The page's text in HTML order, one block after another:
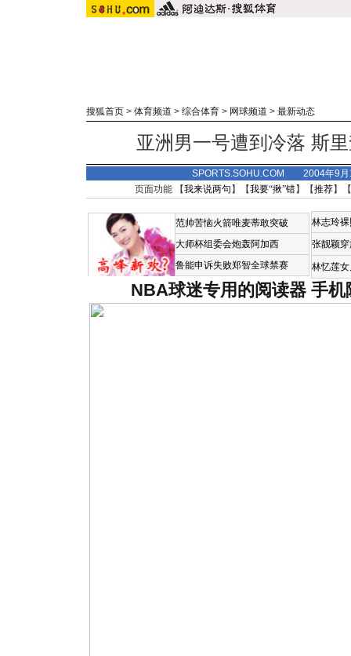
搜狐首页 > 体育频道 > 综合体育 > 网球频道 > 最新动态
亚洲男一号遭到冷落 斯
SPORTS.SOHU.COM 2004年9
页面功能 【我来说两句 】【我要“揪”错】【推荐】
范帅苦恼火箭唯麦蒂敢突破
大师杯组委会炮轰阿加西
鲁能申诉失败郑智全球禁赛
林志玲
张靓颖
林忆莲
NBA球迷专用的阅读器 手机